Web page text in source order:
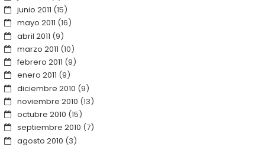
junio 2011 (15)
mayo 2011 (16)
abril 2011 (9)
marzo 2011 (10)
febrero 2011 (9)
enero 2011 (9)
diciembre 2010 (9)
noviembre 2010 (13)
octubre 2010 (15)
septiembre 2010 (7)
agosto 2010 (3)